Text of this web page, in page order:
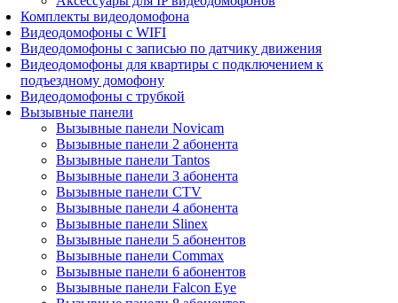
Комплекты видеодомофона
Видеодомофоны с WIFI
Видеодомофоны с записью по датчику движения
Видеодомофоны для квартиры с подключением к
подъездному домофону
Видеодомофоны с трубкой
Вызывные панели
Вызывные панели Novicam
Вызывные панели 2 абонента
Вызывные панели Tantos
Вызывные панели 3 абонента
Вызывные панели CTV
Вызывные панели 4 абонента
Вызывные панели Slinex
Вызывные панели 5 абонентов
Вызывные панели Commax
Вызывные панели 6 абонентов
Вызывные панели Falcon Eye